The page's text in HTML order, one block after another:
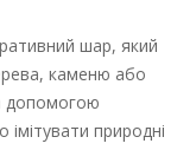
шар, який
каменю або
допомогою
природні